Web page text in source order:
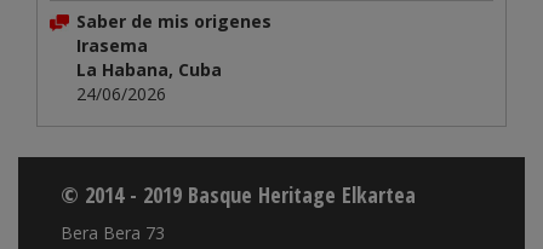
Saber de mis origenes
Irasema
La Habana, Cuba
24/06/2026
© 2014 - 2019 Basque Heritage Elkartea
Bera Bera 73